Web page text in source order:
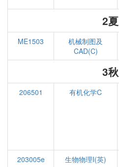
2夏
ME1503
机械制图及
CAD(C)
3秋
206501 有机化学C
203005e
生物物理I(英)